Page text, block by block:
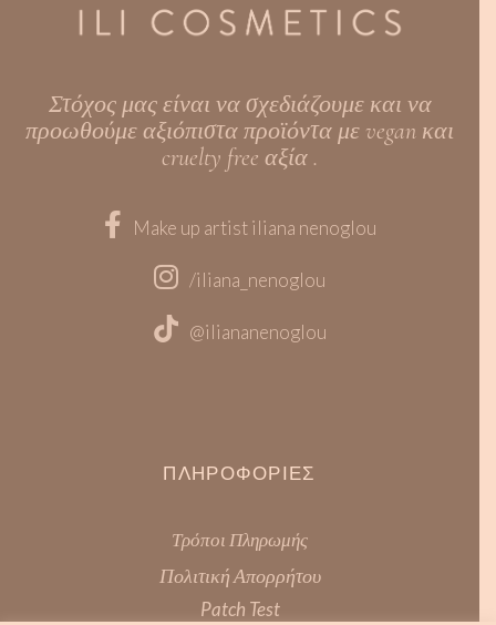
Στόχος μας είναι να σχεδιάζουμε και να
προωθούμε αξιόπιστα προϊόντα με vegan και
cruelty free αξία .
Make up artist iliana nenoglou
/iliana_nenoglou
@iliananenoglou
ΠΛΗΡΟΦΟΡΊΕΣ
Τρόποι Πληρωμής
Πολιτική Απορρήτου
Patch Test